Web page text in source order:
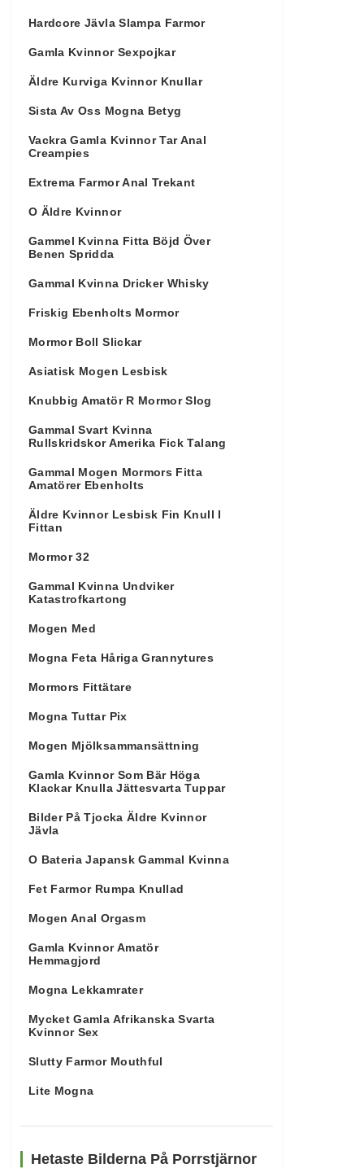
Hardcore Jävla Slampa Farmor
Gamla Kvinnor Sexpojkar
Äldre Kurviga Kvinnor Knullar
Sista Av Oss Mogna Betyg
Vackra Gamla Kvinnor Tar Anal
Creampies
Extrema Farmor Anal Trekant
O Äldre Kvinnor
Gammel Kvinna Fitta Böjd Över
Benen Spridda
Gammal Kvinna Dricker Whisky
Friskig Ebenholts Mormor
Mormor Boll Slickar
Asiatisk Mogen Lesbisk
Knubbig Amatör R Mormor Slog
Gammal Svart Kvinna
Rullskridskor Amerika Fick Talang
Gammal Mogen Mormors Fitta
Amatörer Ebenholts
Äldre Kvinnor Lesbisk Fin Knull I
Fittan
Mormor 32
Gammal Kvinna Undviker
Katastrofkartong
Mogen Med
Mogna Feta Håriga Grannytures
Mormors Fittätare
Mogna Tuttar Pix
Mogen Mjölksammansättning
Gamla Kvinnor Som Bär Höga
Klackar Knulla Jättesvarta Tuppar
Bilder På Tjocka Äldre Kvinnor
Jävla
O Bateria Japansk Gammal Kvinna
Fet Farmor Rumpa Knullad
Mogen Anal Orgasm
Gamla Kvinnor Amatör
Hemmagjord
Mogna Lekkamrater
Mycket Gamla Afrikanska Svarta
Kvinnor Sex
Slutty Farmor Mouthful
Lite Mogna
Hetaste Bilderna På Porrstjärnor